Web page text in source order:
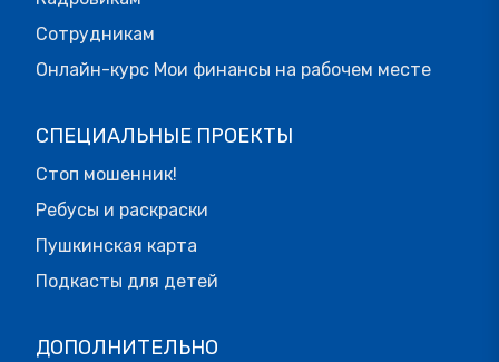
Сотрудникам
Онлайн-курс Мои финансы на рабочем месте
СПЕЦИАЛЬНЫЕ ПРОЕКТЫ
Стоп мошенник!
Ребусы и раскраски
Пушкинская карта
Подкасты для детей
ДОПОЛНИТЕЛЬНО